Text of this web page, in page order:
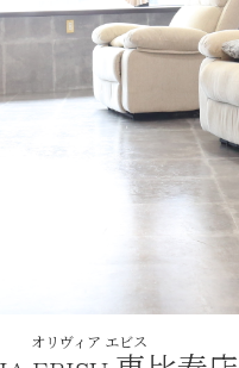
オリヴィア エビス